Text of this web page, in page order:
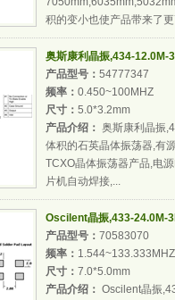
积的变小也使产品带来了
奥斯康利晶振,434-12.0M-
产品型号： 54777347
频率： 0.450~100MHZ
尺寸： 5.0*3.2mm
产品介绍： 奥斯康利晶振
体积的石英晶体振荡器,有
TCXO晶体振荡器产品,电
片机自动焊接,...
Oscilent晶振,433-24.0M-
产品型号： 70583070
频率： 1.544~133.333MHZ
尺寸： 7.0*5.0mm
产品介绍： Oscilent晶振